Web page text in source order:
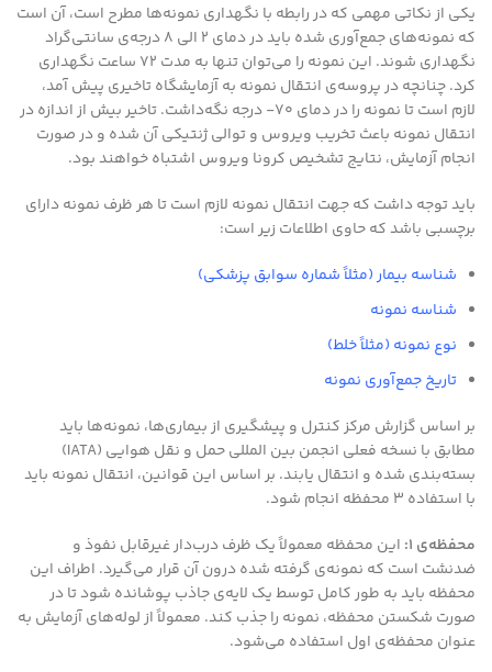
یکی از نکاتی مهمی که در رابطه با نگهداری نمونه‌ها مطرح است، آن است
که نمونه‌های جمع‌آوری شده باید در دمای ۲ الی ۸ درجه‌ی سانتی‌گراد
نگهداری شوند. این نمونه را می‌توان تنها به مدت ۷۲ ساعت نگهداری
کرد. چنانچه در پروسه‌ی انتقال نمونه به آزمایشگاه تاخیری پیش آمد،
لازم است تا نمونه را در دمای ۷۰- درجه نگه‌داشت. تاخیر بیش از اندازه در
انتقال نمونه باعث تخریب ویروس و توالی ژنتیکی آن شده و در صورت
انجام آزمایش، نتایج تشخیص کرونا ویروس اشتباه خواهند بود.
باید توجه داشت که جهت انتقال نمونه لازم است تا هر ظرف نمونه دارای
برچسبی باشد که حاوی اطلاعات زیر است:
شناسه بیمار (مثلاً شماره سوابق پزشکی)
شناسه نمونه
نوع نمونه (مثلاً خلط)
تاریخ جمع‌آوری نمونه
بر اساس گزارش مرکز کنترل و پیشگیری از بیماری‌ها، نمونه‌ها باید
مطابق با نسخه فعلی انجمن بین المللی حمل و نقل هوایی (IATA)
بسته‌بندی شده و انتقال یابند. بر اساس این قوانین، انتقال نمونه باید
با استفاده ۳ محفظه انجام شود.
محفظه‌ی ۱:
این محفظه معمولاً یک ظرف درب‌دار غیرقابل نفوذ و
ضدنشت است که نمونه‌ی گرفته شده درون آن قرار می‌گیرد. اطراف این
محفظه باید به طور کامل توسط یک لایه‌ی جاذب پوشانده شود تا در
صورت شکستن محفظه، نمونه را جذب کند. معمولاً از لوله‌های آزمایش به
عنوان محفظه‌ی اول استفاده می‌شود.